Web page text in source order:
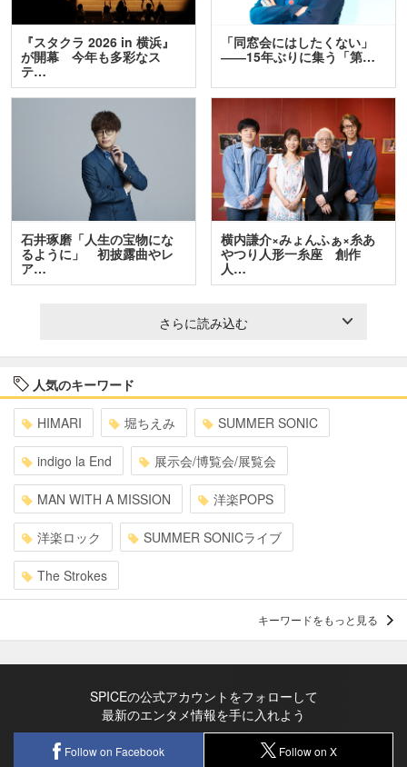
『スタクラ 2026 in 横浜』
が開幕 今年も多彩なス
テ…
「同窓会にはしたくない」
――15年ぶりに集う「第…
石井琢磨「人生の宝物にな
るように」 初披露曲やレ
ア…
横内謙介×みょんふぁ×糸あ
やつり人形一糸座 創作
人…
さらに読み込む
人気のキーワード
HIMARI 堀ちえみ SUMMER SONIC
indigo la End 展示会/博覧会/展覧会
MAN WITH A MISSION 洋楽POPS
洋楽ロック SUMMER SONICライブ
The Strokes
キーワードをもっと見る
SPICEの公式アカウントをフォローして
最新のエンタメ情報を手に入れよう
Follow on Facebook Follow on X